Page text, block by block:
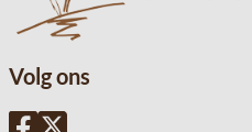
Volg ons